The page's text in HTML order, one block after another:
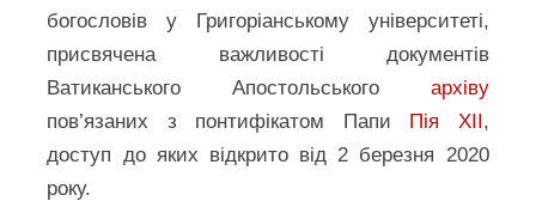
богословів у Григоріанському університеті,
присвячена важливості документів
Ватиканського Апостольського архіву
пов’язаних з понтифікатом Папи Пія ХІІ,
доступ до яких відкрито від 2 березня 2020
року.